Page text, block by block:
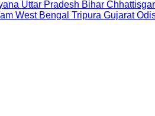
Uttar Pradesh Bihar
West Bengal Tripura Gujarat